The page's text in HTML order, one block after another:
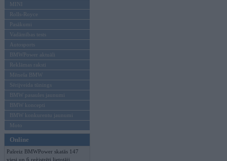
MINI
Rolls-Royce
Pasākumi
Vadāmības tests
Autosports
BMWPower aktuāli
Reklāmas raksti
Mēneša BMW
Sērijveida tūnings
BMW pasaules jaunumi
BMW koncepti
BMW konkurentu jaunumi
Moto
Online
Pašreiz BMWPower skatās 147
viesi un 6 reģistrēti lietotāji.